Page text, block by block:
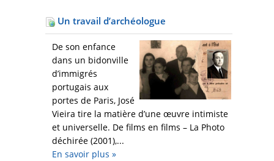
Un travail d’archéologue
De son enfance
dans un bidonville
d’immigrés
portugais aux
portes de Paris, José
Vieira tire la matière d’une œuvre intimiste
et universelle. De films en films – La Photo
déchirée (2001),...
En savoir plus »